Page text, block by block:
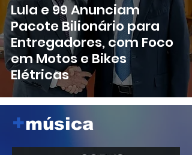
Lula e 99 Anunciam
Pacote Bilionário para
Entregadores, com Foco
em Motos e Bikes
Elétricas
+música